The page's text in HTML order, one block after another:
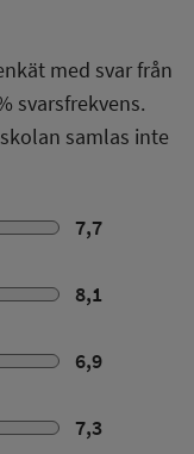
med svar från
svarsfrekvens.
samlas inte
7,7
8,1
6,9
7,3